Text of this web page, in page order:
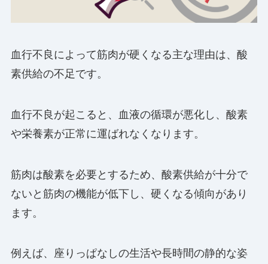
血行不良によって筋肉が硬くなる主な理由は、酸
素供給の不足です。
血行不良が起こると、血液の循環が悪化し、酸素
や栄養素が正常に運ばれなくなります。
筋肉は酸素を必要とするため、酸素供給が十分で
ないと筋肉の機能が低下し、硬くなる傾向があり
ます。
例えば、座りっぱなしの生活や長時間の静的な姿